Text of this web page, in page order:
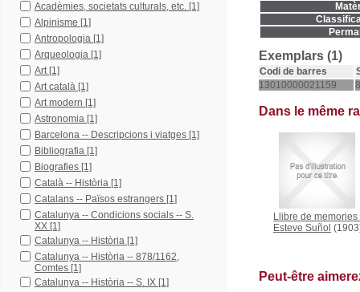
Exemplars (1)
Codi de barres
13010000021159
Dans le même
Llibre de memories
Esteve Suñol
Peut-être
Acadèmies, societats culturals, etc. [1]
Alpinisme [1]
Antropologia [1]
Arqueologia [1]
Art [1]
Art català [1]
Art modern [1]
Astronomia [1]
Barcelona -- Descripcions i viatges [1]
Bibliografia [1]
Biografies [1]
Català -- Història [1]
Catalans -- Països estrangers [1]
Catalunya -- Condicions socials -- S.
XX [1]
Catalunya -- Història [1]
Catalunya -- Història -- 878/1162,
Comtes [1]
Catalunya -- Història -- S. IX [1]